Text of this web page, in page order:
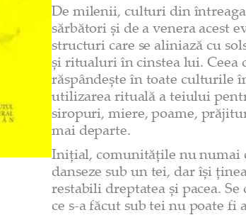
De milenii, culturi din
sărbători și de a venera acest
structuri care se aliniază cu
și ritualuri în cinstea lui. Ceea
răspândește în toate culturile
utilizarea rituală a teiului
siropuri, miere, poame,
mai departe.
Inițial, comunitățile nu numai
danseze sub un tei, dar își
restabili dreptatea și pacea.
ce s-a făcut sub tei nu poate fi